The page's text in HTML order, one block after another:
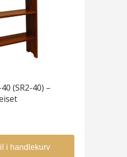
(SR2-40) –
i handlekurv